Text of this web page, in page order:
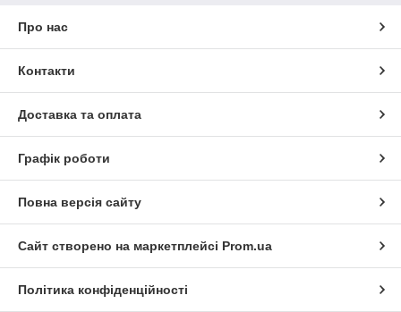
Про нас
Контакти
Доставка та оплата
Графік роботи
Повна версія сайту
Сайт створено на маркетплейсі Prom.ua
Політика конфіденційності